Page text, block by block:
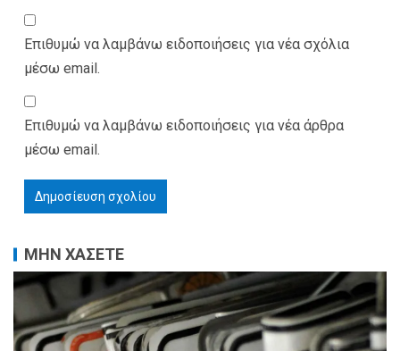
Επιθυμώ να λαμβάνω ειδοποιήσεις για νέα σχόλια
μέσω email.
Επιθυμώ να λαμβάνω ειδοποιήσεις για νέα άρθρα
μέσω email.
ΜΗΝ ΧΑΣΕΤΕ